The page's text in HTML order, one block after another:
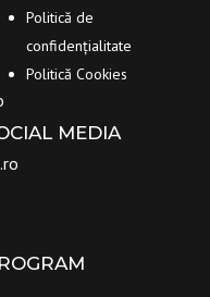
Politică de
confidențialitate
Politică Cookies
MEDIA